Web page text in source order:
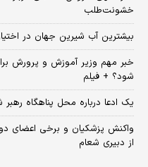
خشونت‌طلب
بیشترین آب شیرین جهان در
خبر مهم وزیر آموزش و پرورش
شود؟ + فیلم
یک ادعا درباره محل پناهگاه‌
واکنش پزشکیان و برخی اعضای
از دبیری شعام